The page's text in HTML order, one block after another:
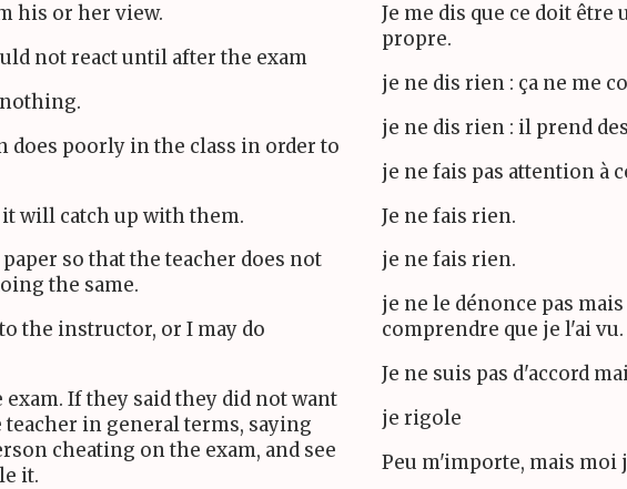
his or her view.
not react until after the exam
does poorly in the class in order to
will catch up with them.
so that the teacher does not
the same.
the instructor, or I may do
If they said they did not want
in general terms, saying
cheating on the exam, and see
it.
Je me dis que ce doit être
propre.
je ne dis rien : ça ne me
je ne dis rien : il prend
je ne fais pas attention à
Je ne fais rien.
je ne fais rien.
je ne le dénonce pas
comprendre que je l'ai vu.
Je ne suis pas d'accord
je rigole
Peu m'importe, mais moi